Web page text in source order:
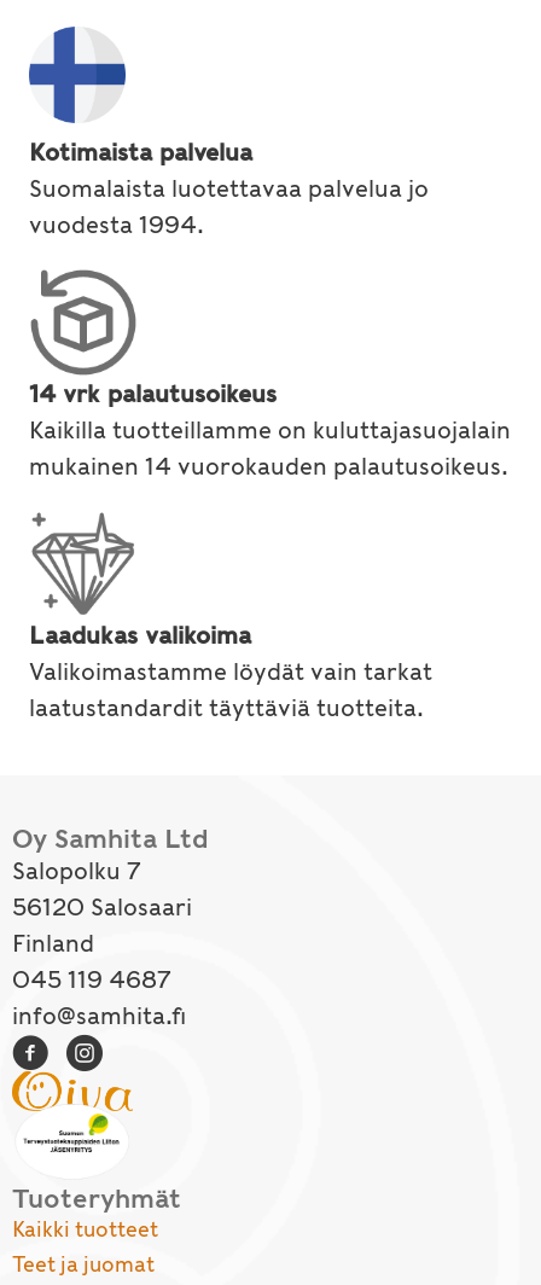
Kotimaista palvelua
Suomalaista luotettavaa palvelua jo
vuodesta 1994.
14 vrk palautusoikeus
Kaikilla tuotteillamme on kuluttajasuojalain
mukainen 14 vuorokauden palautusoikeus.
Laadukas valikoima
Valikoimastamme löydät vain tarkat
laatustandardit täyttäviä tuotteita.
Oy Samhita Ltd
Salopolku 7
56120 Salosaari
Finland
045 119 4687
info@samhita.fi
Tuoteryhmät
Kaikki tuotteet
Teet ja juomat